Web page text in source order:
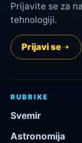
Prijavite se za
tehnologiji.
Prijavi se
RUBRIKE
Svemir
Astronomija